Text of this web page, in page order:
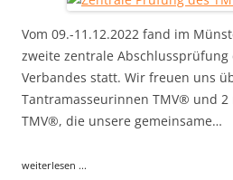
Vom 09.-11.12.2022 fand im
zweite zentrale Abschlussprüfung
Verbandes statt. Wir freuen uns
Tantramasseurinnen TMV® und 2
TMV®, die unsere gemeinsame…
weiterlesen ...